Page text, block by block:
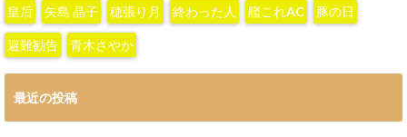
皇后 矢島 晶子 穂張り月 終わった人 艦これAC 豚の日
避難勧告 青木さやか
最近の投稿